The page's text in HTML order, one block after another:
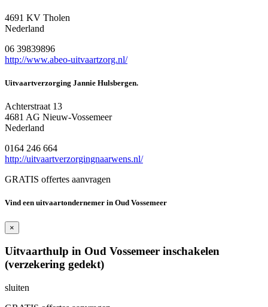
4691 KV Tholen
Nederland
06 39839896
http://www.abeo-uitvaartzorg.nl/
Uitvaartverzorging Jannie Hulsbergen.
Achterstraat 13
4681 AG Nieuw-Vossemeer
Nederland
0164 246 664
http://uitvaartverzorgingnaarwens.nl/
GRATIS offertes aanvragen
Vind een uitvaartondernemer in Oud Vossemeer
×
Uitvaarthulp in Oud Vossemeer inschakelen
(verzekering gedekt)
sluiten